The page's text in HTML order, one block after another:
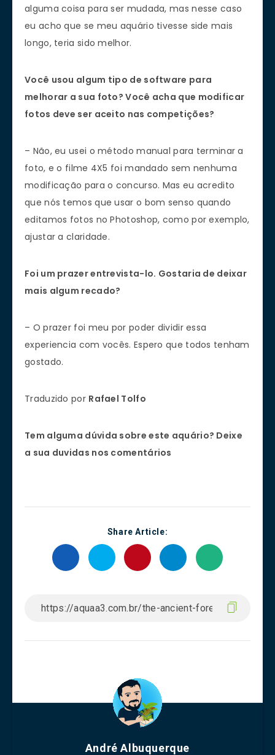
alguma coisa para ser mudada, mas nesse caso
eu acho que se meu aquário tivesse side mais
longo, teria sido melhor.
Você usou algum tipo de software para
melhorar a sua foto? Você acha que modificar
fotos deve ser aceito nas competições?
– Não, eu usei o método manual para terminar a
foto, e o filme 4X5 foi mandado sem nenhuma
modificação para o concurso. Mas eu acredito
que nós temos que usar o bom senso quando
editamos fotos no Photoshop, como por exemplo,
ajustar a claridade.
Foi um prazer entrevista-lo. Gostaria de deixar
mais algum recado?
– O prazer foi meu por poder dividir essa
experiencia com vocês. Espero que todos tenham
gostado.
Traduzido por Rafael Tolfo
Tem alguma dúvida sobre este aquário? Deixe
a sua duvidas nos comentários
Share Article:
André Albuquerque